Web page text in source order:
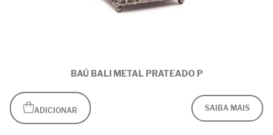
BAÚ BALI METAL PRATEADO P
ADICIONAR SAIBA MAIS